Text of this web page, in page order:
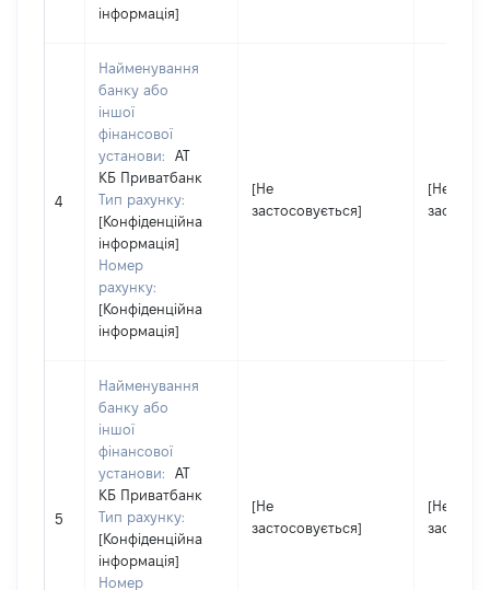
інформація]
4
Найменування
банку або
іншої
фінансової
установи:
АТ
КБ Приватбанк
Тип рахунку:
[Конфіденційна
інформація]
Номер
рахунку:
[Конфіденційна
інформація]
[Не
застосовується]
[Не
5
Найменування
банку або
іншої
фінансової
установи:
АТ
КБ Приватбанк
Тип рахунку:
[Конфіденційна
інформація]
Номер
[Не
застосовується]
[Не